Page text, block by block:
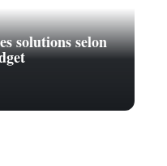
solutions selon